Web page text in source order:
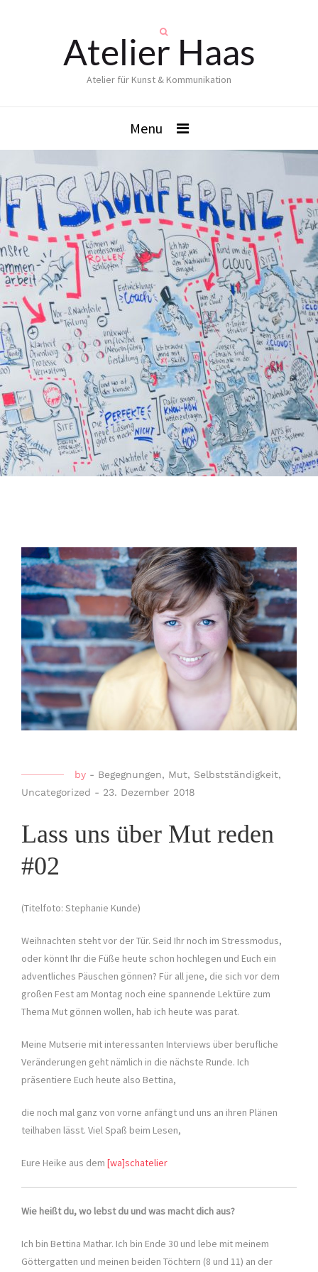
Atelier Haas
Atelier für Kunst & Kommunikation
Menu
by - Begegnungen, Mut, Selbstständigkeit,
Uncategorized - 23. Dezember 2018
Lass uns über Mut reden
#02
(Titelfoto: Stephanie Kunde)
Weihnachten steht vor der Tür. Seid Ihr noch im Stressmodus,
oder könnt Ihr die Füße heute schon hochlegen und Euch ein
adventliches Päuschen gönnen? Für all jene, die sich vor dem
großen Fest am Montag noch eine spannende Lektüre zum
Thema Mut gönnen wollen, hab ich heute was parat.
Meine Mutserie mit interessanten Interviews über berufliche
Veränderungen geht nämlich in die nächste Runde. Ich
präsentiere Euch heute also Bettina,
die noch mal ganz von vorne anfängt und uns an ihren Plänen
teilhaben lässt. Viel Spaß beim Lesen,
Eure Heike aus dem [wa]schatelier
Wie heißt du, wo lebst du und was macht dich aus?
Ich bin Bettina Mathar. Ich bin Ende 30 und lebe mit meinem
Göttergatten und meinen beiden Töchtern (8 und 11) an der